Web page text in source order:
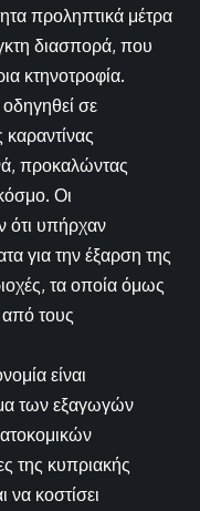
προληπτικά μέτρα
διασπορά, που
κτηνοτροφία.
σε
προκαλώντας
Οι
ότι υπήρχαν
για την έξαρση της
τα οποία όμως
από τους
είναι
των εξαγωγών
της κυπριακής
να κοστίσει